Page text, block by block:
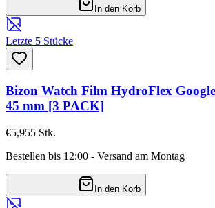
In den Korb
Letzte 5 Stücke
Bizon Watch Film HydroFlex
45 mm [3 PACK]
€5,955 Stk.
Bestellen bis 12:00 - Versand am Montag
In den Korb